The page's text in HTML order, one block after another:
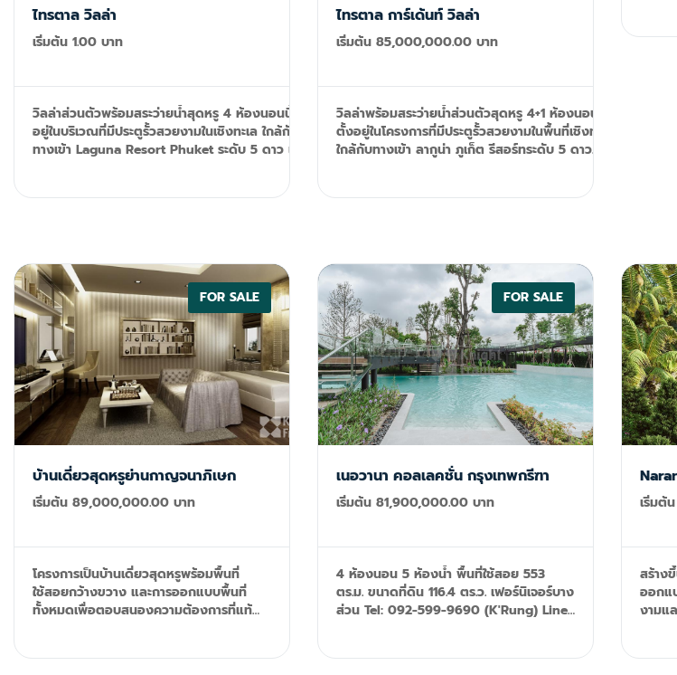
ไทรตาล วิลล่า
เริ่มต้น 1.00 บาท
วิลล่าส่วนตัวพร้อมสระว่ายน้ำสุดหรู 4 ห้องนอนนี้ตั้ง
อยู่ในบริเวณที่มีประตูรั้วสวยงามในเชิงทะเล ใกล้กับ
ทางเข้า Laguna Resort Phuket ระดับ 5 ดาว และ
จุดเด่น: + วิลล่าสไตล์บาหลีที่ทันสมัย + อยู่ติดกับ
รีสอร์ทแบบบูรณาการ Laguna Phuket + เดินไป
พื้นที่: 1,016 ตรม. Google Map
https://maps.app.goo.gl/5nqnweaAj89cciBY9
ไทรตาล การ์เด้นท์ วิลล่า
เริ่มต้น 85,000,000.00 บาท
วิลล่าพร้อมสระว่ายน้ำส่วนตัวสุดหรู 4+1 ห้องนอนนี้
ตั้งอยู่ในโครงการที่มีประตูรั้วสวยงามในพื้นที่เชิงทะเล
ใกล้กับทางเข้า ลากูน่า ภูเก็ต รีสอร์ทระดับ 5 ดาว
อยู่ติดกับรีสอร์ทแบบบูรณาการ Laguna Phuket +
รวม:** ห้องนอน: 4+1 ห้องน้ำ: 5 พื้นที่ใช้สอย: 430
ตรม. พื้นที่ดิน: 864 ตรม. ขนาดสระว่ายน้ำ: 50 ตรม.
แผนที่ Google
https://maps.app.goo.gl/2g3rg5wtebjQ4ASw7
บางแ
แบบที่
พูลส่ว
+ สระ
หนังสื
ชั้นบน
+ ห้อง
+ ห้อ
แจ้ง
1,236
FOR SALE
บ้านเดี่ยวสุดหรูย่านกาญจนาภิเษก
เริ่มต้น 89,000,000.00 บาท
โครงการเป็นบ้านเดี่ยวสุดหรูพร้อมพื้นที่
ใช้สอยกว้างขวาง และการออกแบบพื้นที่
ทั้งหมดเพื่อตอบสนองความต้องการที่แท้
FOR SALE
เนอวานา คอลเลคชั่น กรุงเทพกรีฑา
เริ่มต้น 81,900,000.00 บาท
4 ห้องนอน 5 ห้องน้ำ พื้นที่ใช้สอย 553
ตร.ม. ขนาดที่ดิน 116.4 ตร.ว. เฟอร์นิเจอร์บาง
ส่วน Tel: 092-599-9690 (K'Rung) Line:
เริ่มต้
สร้าง
ออกแ
งามแ
ประณี